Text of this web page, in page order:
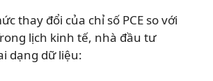
thay đổi của chỉ số PCE so với
lịch kinh tế, nhà đầu tư
dạng dữ liệu: